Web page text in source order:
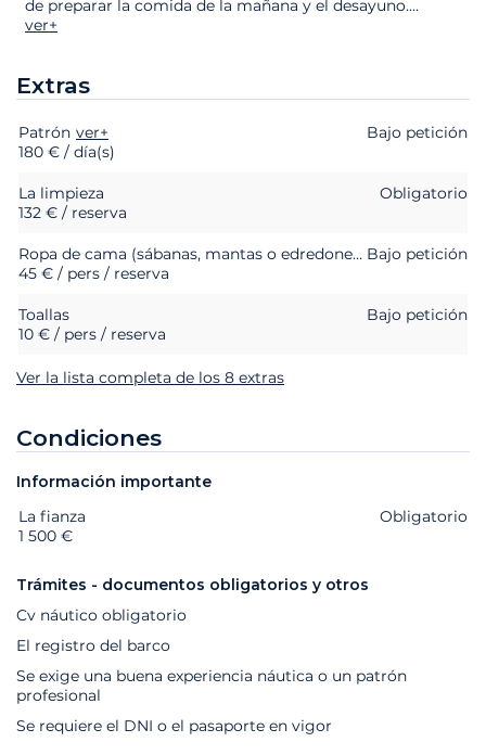
de preparar la comida de la mañana y el desayuno....
ver+
Extras
Extras Estado
Patrón ver+
Bajo petición
180 € / día(s)
La limpieza
Obligatorio
132 € / reserva
Ropa de cama (sábanas, mantas o edredones, almohadas y fundas de almohada) Bajo petición
45 € / pers / reserva
Toallas
Bajo petición
10 € / pers / reserva
Ver la lista completa de los 8 extras
Condiciones
Información importante
Extras Estado
La fianza
Obligatorio
1 500 €
Trámites - documentos obligatorios y otros
Cv náutico obligatorio
El registro del barco
Se exige una buena experiencia náutica o un patrón
profesional
Se requiere el DNI o el pasaporte en vigor